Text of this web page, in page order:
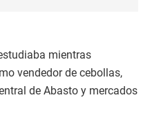
mientras
vendedor de cebollas,
de Abasto y mercados